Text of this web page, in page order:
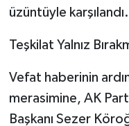
üzüntüyle karşılandı.
​Teşkilat Yalnız
​Vefat haberinin
merasimine, AK
Başkanı Sezer